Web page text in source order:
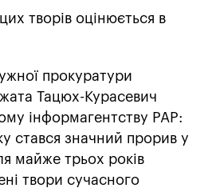
творів оцінюється в
прокуратури
Тацюх-Курасевич
інформагентству PAP:
стався значний прорив у
майже трьох років
твори сучасного